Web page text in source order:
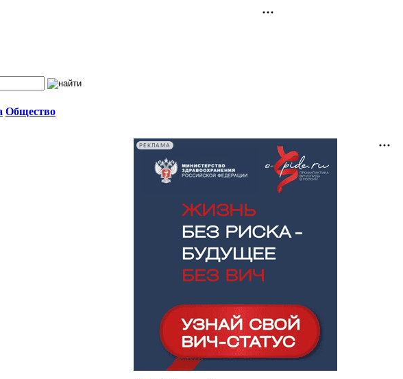
Общество
РЕКЛАМА